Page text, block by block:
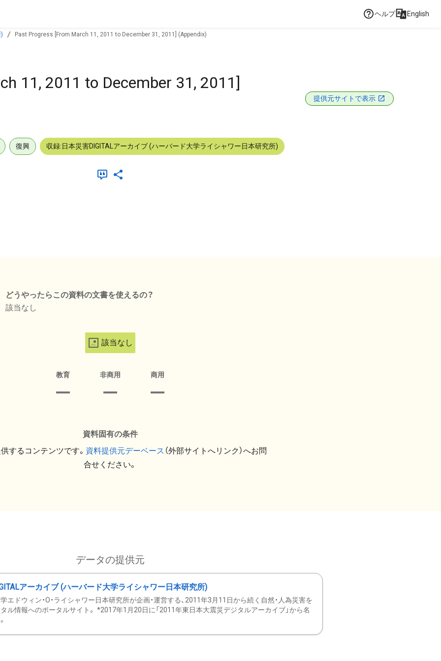
ヘルプ English
Past Progress [From March 11, 2011 to December 31, 2011] (Appendix)
11, 2011 to December 31, 2011]
提供元サイトで表示
復興 収録:日本災害DIGITALアーカイブ (ハーバード大学ライシャワー日本研究所)
どうやったらこの資料の文書を使えるの？
該当なし
該当なし
教育 非商用 商用
資料固有の条件
するコンテンツです。 資料提供元デーベース （外部サイトへリンク）へお問
合せください。
データの提供元
アーカイブ (ハーバード大学ライシャワー日本研究所)
エドウィン・O・ライシャワー日本研究所が企画・運営する、2011年3月11日から続く自然・人為災害を
ル情報へのポータルサイト。 *2017年1月20日に「2011年東日本大震災デジタルアーカイブ」から名